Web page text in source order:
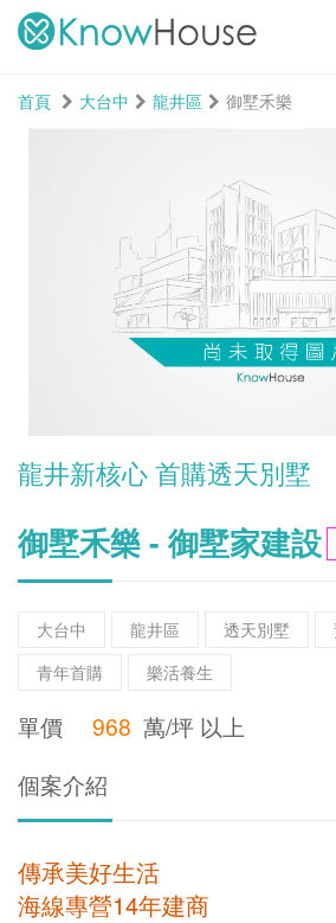
首頁
大台中 龍井區 御墅禾樂
龍井新核心 首購透天別墅
御墅禾樂 - 御墅家建設
大台中 龍井區 透天別墅
青年首購
樂活養生
單價 968 萬/坪 以上
個案介紹
傳承美好生活
海線專營14年建商